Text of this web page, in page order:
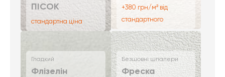
ПІСОК
стандартна ціна
+380 грн/м² від
стандартного
Гладкий
Флізелін
Безшовні шпалери
Фреска